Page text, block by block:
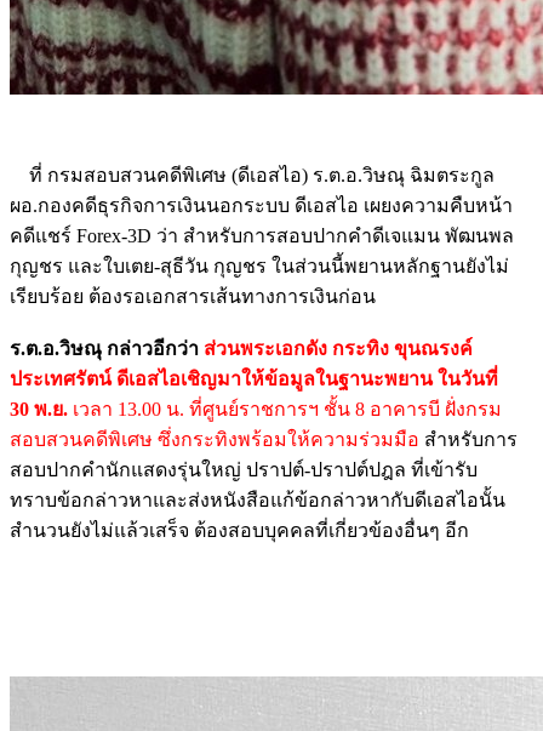
ที่ กรมสอบสวนคดีพิเศษ (ดีเอสไอ) ร.ต.อ.วิษณุ ฉิมตระกูล
ผอ.กองคดีธุรกิจการเงินนอกระบบ ดีเอสไอ เผยงความคืบหน้า
คดีแชร์ Forex-3D ว่า สำหรับการสอบปากคำดีเจแมน พัฒนพล
กุญชร และใบเตย-สุธีวัน กุญชร ในส่วนนี้พยานหลักฐานยังไม่
เรียบร้อย ต้องรอเอกสารเส้นทางการเงินก่อน
ร.ต.อ.วิษณุ กล่าวอีกว่า ส่วนพระเอกดัง กระทิง ขุนณรงค์
ประเทศรัตน์ ดีเอสไอเชิญมาให้ข้อมูลในฐานะพยาน ในวันที่
30 พ.ย. เวลา 13.00 น. ที่ศูนย์ราชการฯ ชั้น 8 อาคารบี ฝั่งกรม
สอบสวนคดีพิเศษ ซึ่งกระทิงพร้อมให้ความร่วมมือ สำหรับการ
สอบปากคำนักแสดงรุ่นใหญ่ ปราปต์-ปราปต์ปฎล ที่เข้ารับ
ทราบข้อกล่าวหาและส่งหนังสือแก้ข้อกล่าวหากับดีเอสไอนั้น
สำนวนยังไม่แล้วเสร็จ ต้องสอบบุคคลที่เกี่ยวข้องอื่นๆ อีก